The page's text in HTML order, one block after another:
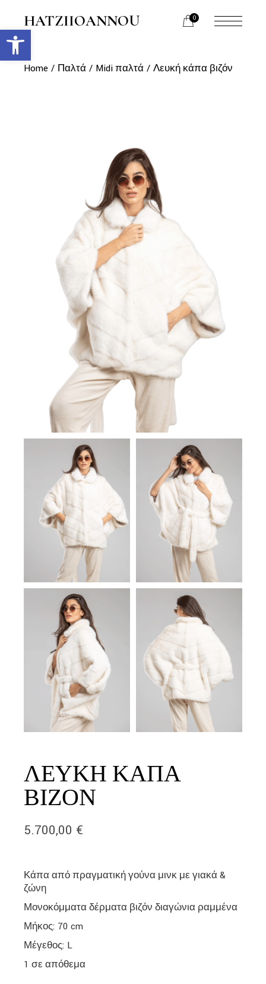
Ανοίξτε τη γραμμή εργαλείων
content
HATZIIOANNOU 0
menu
Home Παλτά Midi παλτά Λευκή κάπα βιζόν
ΛΕΥΚΉ ΚΆΠΑ
ΒΙΖΌΝ
5.700,00 €
Κάπα από πραγματική γούνα μινκ με γιακά &
ζώνη
Μονοκόμματα δέρματα βιζόν διαγώνια ραμμένα
Μήκος: 70 cm
Μέγεθος: L
1 σε απόθεμα